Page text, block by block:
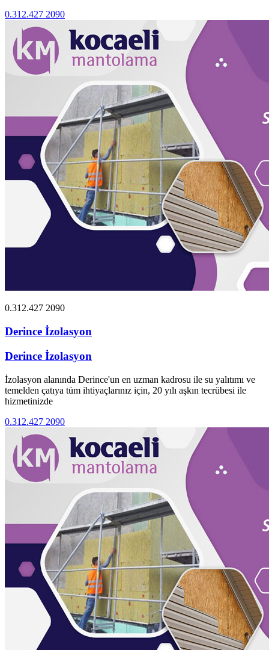
0.312.427 2090
0.312.427 2090
Derince İzolasyon
Derince İzolasyon
İzolasyon alanında Derince'un en uzman kadrosu ile su yalıtımı ve
temelden çatıya tüm ihtiyaçlarınız için, 20 yılı aşkın tecrübesi ile
hizmetinizde
0.312.427 2090